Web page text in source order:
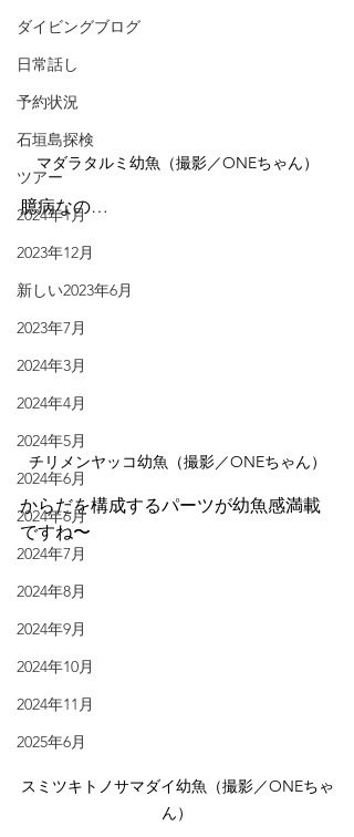
ダイビングブログ
日常話し
予約状況
石垣島探検
ツアー
2024年1月
2023年12月
新しい2023年6月
2023年7月
2024年3月
2024年4月
2024年5月
2024年6月
2024年6月
2024年7月
2024年8月
2024年9月
2024年10月
2024年11月
2025年6月
マダラタルミ幼魚（撮影／ONEちゃん）
臆病なの…
チリメンヤッコ幼魚（撮影／ONEちゃん）
からだを構成するパーツが幼魚感満載
ですね〜
スミツキトノサマダイ幼魚（撮影／ONEちゃ
ん）